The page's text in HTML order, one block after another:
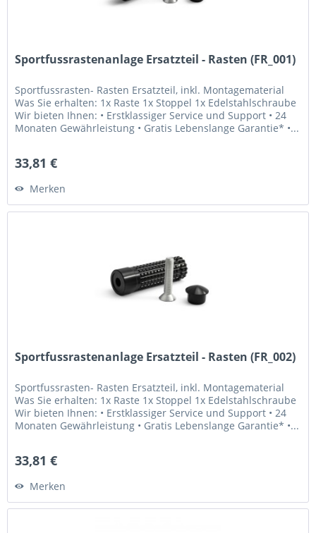
Sportfussrastenanlage Ersatzteil - Rasten (FR_001)
Sportfussrasten- Rasten Ersatzteil, inkl. Montagematerial
Was Sie erhalten: 1x Raste 1x Stoppel 1x Edelstahlschraube
Wir bieten Ihnen: • Erstklassiger Service und Support • 24
Monaten Gewährleistung • Gratis Lebenslange Garantie* •...
33,81 €
Merken
Sportfussrastenanlage Ersatzteil - Rasten (FR_002)
Sportfussrasten- Rasten Ersatzteil, inkl. Montagematerial
Was Sie erhalten: 1x Raste 1x Stoppel 1x Edelstahlschraube
Wir bieten Ihnen: • Erstklassiger Service und Support • 24
Monaten Gewährleistung • Gratis Lebenslange Garantie* •...
33,81 €
Merken